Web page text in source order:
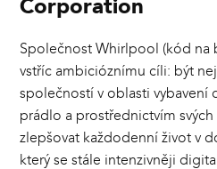
Corporation
Společnost Whirlpool (kód na
vstříc ambicióznímu cíli: být
společností v oblasti vybavení
prádlo a prostřednictvím
zlepšovat každodenní život v
který se stále intenzivněji